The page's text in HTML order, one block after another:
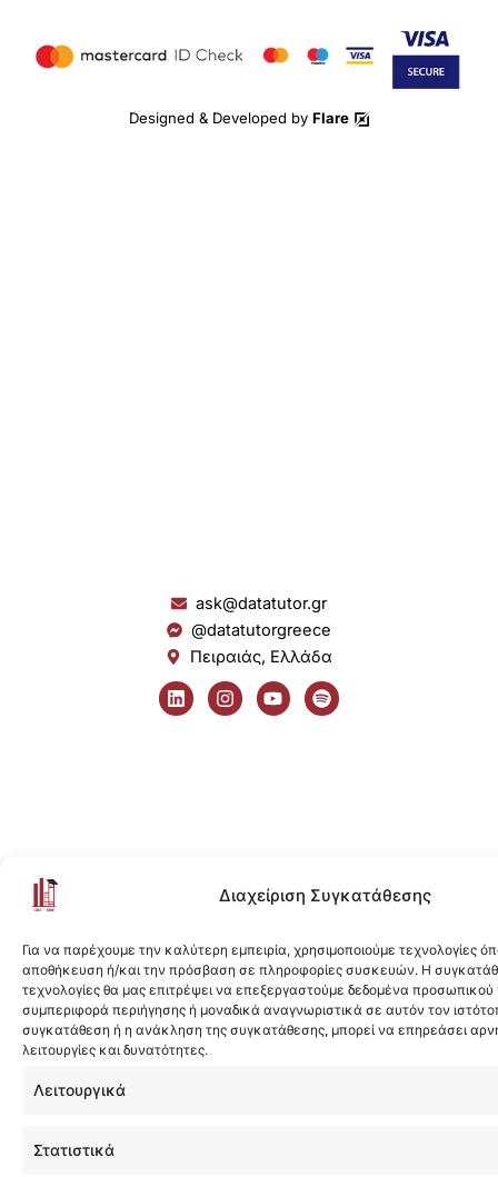
Διαχείριση Συγκατάθεσης
Για να παρέχουμε την καλύτερη εμπειρία, χρησιμοποιούμε τεχνολογίες
αποθήκευση ή/και την πρόσβαση σε πληροφορίες συσκευών. Η
τεχνολογίες θα μας επιτρέψει να επεξεργαστούμε δεδομένα
συμπεριφορά περιήγησης ή μοναδικά αναγνωριστικά σε αυτόν τον
συγκατάθεση ή η ανάκληση της συγκατάθεσης, μπορεί να επηρεάσει
λειτουργίες και δυνατότητες.
Λειτουργικά
Στατιστικά
Designed & Developed by Flare
ask@datatutor.gr
@datatutorgreece
Πειραιάς, Ελλάδα
L
i
n
I
n
s
Y
o
u
S
p
o